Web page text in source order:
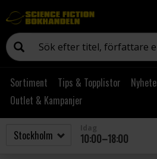
Sortiment Tips & Topplistor
Outlet & Kampanjer
10:00–18:00